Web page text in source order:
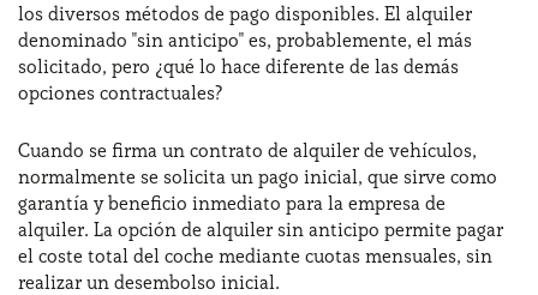
los diversos métodos de pago disponibles. El alquiler
denominado "sin anticipo" es, probablemente, el más
solicitado, pero ¿qué lo hace diferente de las demás
opciones contractuales?
Cuando se firma un contrato de alquiler de vehículos,
normalmente se solicita un pago inicial, que sirve como
garantía y beneficio inmediato para la empresa de
alquiler. La opción de alquiler sin anticipo permite pagar
el coste total del coche mediante cuotas mensuales, sin
realizar un desembolso inicial.